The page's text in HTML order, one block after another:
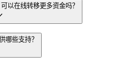
以在线转移更多资金吗？
哪些支持？